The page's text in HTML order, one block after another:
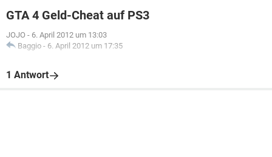
GTA 4 Geld-Cheat auf PS3
JOJO - 6. April 2012 um 13:03
Baggio - 6. April 2012 um 17:35
1 Antwort